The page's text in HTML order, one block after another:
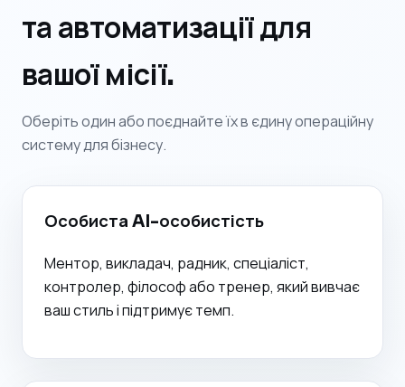
та автоматизації для
вашої місії.
Оберіть один або поєднайте їх в єдину операційну
систему для бізнесу.
Особиста AI-особистість
Ментор, викладач, радник, спеціаліст,
контролер, філософ або тренер, який вивчає
ваш стиль і підтримує темп.